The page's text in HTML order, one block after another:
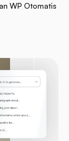
WP Otomatis